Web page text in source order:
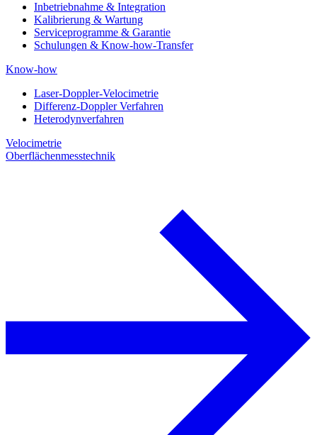
Inbetriebnahme & Integration
Kalibrierung & Wartung
Serviceprogramme & Garantie
Schulungen & Know-how-Transfer
Know-how
Laser-Doppler-Velocimetrie
Differenz-Doppler Verfahren
Heterodynverfahren
Velocimetrie
Oberflächenmesstechnik